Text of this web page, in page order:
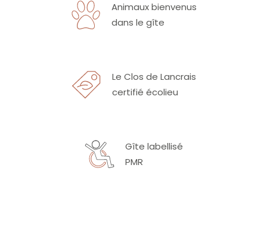
Animaux bienvenus
dans le gîte
Le Clos de Lancrais
certifié écolieu
Gîte labellisé
PMR